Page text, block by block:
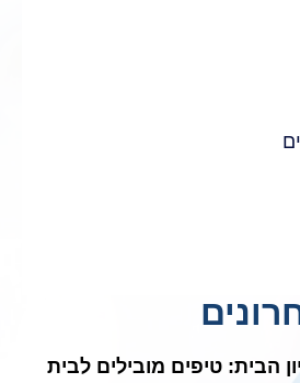
הבית: טיפים מובילים לבית